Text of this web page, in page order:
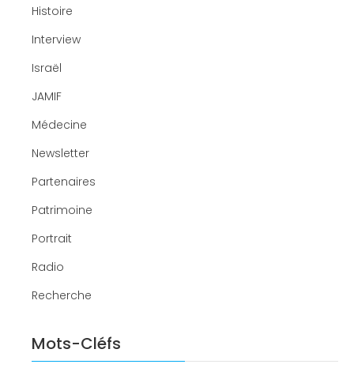
Histoire
Interview
Israël
JAMIF
Médecine
Newsletter
Partenaires
Patrimoine
Portrait
Radio
Recherche
Mots-Cléfs